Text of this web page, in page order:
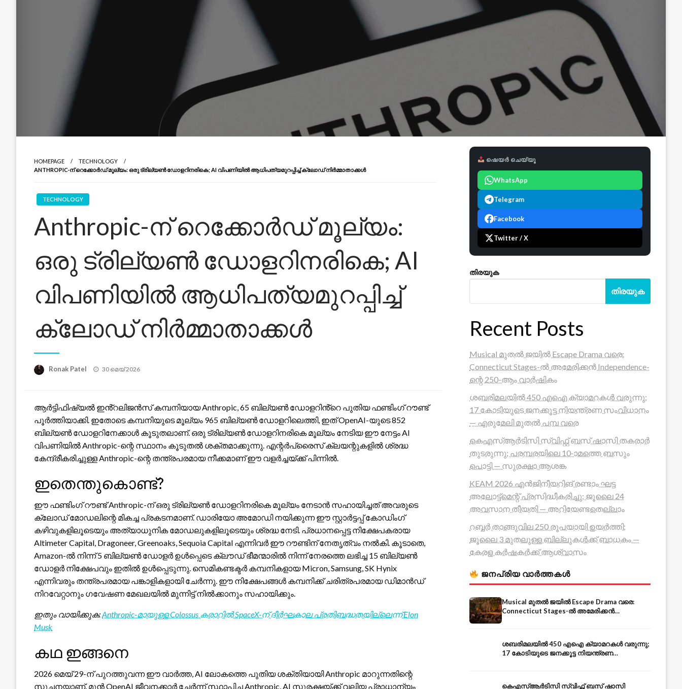
HOMEPAGE
TECHNOLOGY
ANTHROPIC-ന് റെക്കോർഡ് മൂല്യം: ഒരു ട്രില്യൺ ഡോളറിനരികെ; AI വിപണിയിൽ ആധിപത്യമുറപ്പിച്ച് ക്ലോഡ് നിർമ്മാതാക്കൾ
TECHNOLOGY
Anthropic-ന് റെക്കോർഡ് മൂല്യം:
ഒരു ട്രില്യൺ ഡോളറിനരികെ; AI
വിപണിയിൽ ആധിപത്യമുറപ്പിച്ച്
ക്ലോഡ് നിർമ്മാതാക്കൾ
Ronak Patel
Posted
30 മെയ്‌ 2026
ആർട്ടിഫിഷ്യൽ ഇൻ്റലിജൻസ് കമ്പനിയായ Anthropic, 65 ബില്യൺ ഡോളറിൻ്റെ പുതിയ ഫണ്ടിംഗ് റൗണ്ട്
പൂർത്തിയാക്കി. ഇതോടെ കമ്പനിയുടെ മൂല്യം 965 ബില്യൺ ഡോളറിലെത്തി, ഇത് OpenAI-യുടെ 852
ബില്യൺ ഡോളറിനേക്കാൾ കൂടുതലാണ്. ഒരു ട്രില്യൺ ഡോളറിനരികെ മൂല്യം നേടിയ ഈ നേട്ടം AI
വിപണിയിൽ Anthropic-ന്റെ സ്ഥാനം കൂടുതൽ ശക്തമാക്കുന്നു. എന്റർപ്രൈസ് ക്ലയന്റുകളിൽ ശ്രദ്ധ
കേന്ദ്രീകരിച്ചുള്ള Anthropic-ന്റെ തന്ത്രപരമായ നീക്കമാണ് ഈ വളർച്ചയ്ക്ക് പിന്നിൽ.
ഇതെന്തുകൊണ്ട്?
ഈ ഫണ്ടിംഗ് റൗണ്ട് Anthropic-ന് ഒരു ട്രില്യൺ ഡോളറിനരികെ മൂല്യം നേടാൻ സഹായിച്ചത് അവരുടെ
ക്ലോഡ് മോഡലിന്റെ മികച്ച പ്രകടനമാണ്. ഡാരിയോ അമോഡി നയിക്കുന്ന ഈ സ്റ്റാർട്ടപ്പ് കോഡിംഗ്
കഴിവുകളിലൂടെയും അത്യാധുനിക മോഡലുകളിലൂടെയും ശ്രദ്ധ നേടി. പ്രധാനപ്പെട്ട നിക്ഷേപകരായ
Altimeter Capital, Dragoneer, Greenoaks, Sequoia Capital എന്നിവർ ഈ റൗണ്ടിന് നേതൃത്വം നൽകി. കൂടാതെ,
Amazon-ൽ നിന്ന് 5 ബില്യൺ ഡോളർ ഉൾപ്പെടെ ക്ലൗഡ് ഭീമന്മാരിൽ നിന്ന് നേരത്തെ ലഭിച്ച 15 ബില്യൺ
ഡോളർ നിക്ഷേപവും ഇതിൽ ഉൾപ്പെടുന്നു. സെമികണ്ടക്ടർ കമ്പനികളായ Micron, Samsung, SK Hynix
എന്നിവരും തന്ത്രപരമായ പങ്കാളികളായി ചേർന്നു. ഈ നിക്ഷേപങ്ങൾ കമ്പനിക്ക് ചരിത്രപരമായ ഡിമാൻഡ്
നിറവേറ്റാനും ഗവേഷണ മേഖലയിൽ മുന്നിട്ട് നിൽക്കാനും സഹായിക്കും.
ഇതും വായിക്കുക:Anthropic-മായുള്ള Colossus കരാറിൽ SpaceX-ന് ദീർഘകാല പ്രതിബദ്ധതയില്ലെന്ന് Elon
Musk
കഥ ഇങ്ങനെ
2026 മെയ് 29-ന് പുറത്തുവന്ന ഈ വാർത്ത, AI ലോകത്തെ പുതിയ ശക്തിയായി Anthropic മാറുന്നതിന്റെ
സൂചനയാണ്. മുൻ OpenAI ജീവനക്കാർ ചേർന്ന് സ്ഥാപിച്ച Anthropic, AI സുരക്ഷയ്ക്ക് വലിയ പ്രാധാന്യം
ഷെയർ ചെയ്യൂ
WhatsApp
Telegram
Facebook
Twitter / X
തിരയുക
തിരയുക
Recent Posts
Musical മുതൽ ജയിൽ Escape Drama വരെ:
Connecticut Stages-ൽ അമേരിക്കൻ Independence-
ന്റെ 250-ആം വാർഷികം
ശബരിമലയിൽ 450 എഐ ക്യാമറകൾ വരുന്നു;
17 കോടിയുടെ ജനക്കൂട്ട നിയന്ത്രണ സംവിധാനം
— എരുമേലി മുതൽ പമ്പ വരെ
കെഎസ്ആർടിസി സ്വിഫ്റ്റ് ബസ് ഷാസി തകരാർ
തുടരുന്നു; പരമ്പരയിലെ 10-ാമത്തെ ബസും
പൊട്ടി — സുരക്ഷാ ആശങ്ക
KEAM 2026 എൻജിനീയറിങ് രണ്ടാം ഘട്ട
അലോട്ട്മെന്റ് പ്രസിദ്ധീകരിച്ചു; ജൂലൈ 24
അവസാന തീയതി — അറിയേണ്ടതെല്ലാം
റബ്ബർ താങ്ങുവില 250 രൂപയായി ഉയർത്തി;
ജൂലൈ 3 മുതലുള്ള ബില്ലുകൾക്ക് ബാധകം —
കേരള കർഷകർക്ക് ആശ്വാസം
ജനപ്രിയ വാർത്തകൾ
Musical മുതൽ ജയിൽ Escape Drama വരെ:
Connecticut Stages-ൽ അമേരിക്കൻ
ശബരിമലയിൽ 450 എഐ ക്യാമറകൾ വരുന്നു;
17 കോടിയുടെ ജനക്കൂട്ട നിയന്ത്രണ
കെഎസ്ആർടിസി സ്വിഫ്റ്റ് ബസ് ഷാസി